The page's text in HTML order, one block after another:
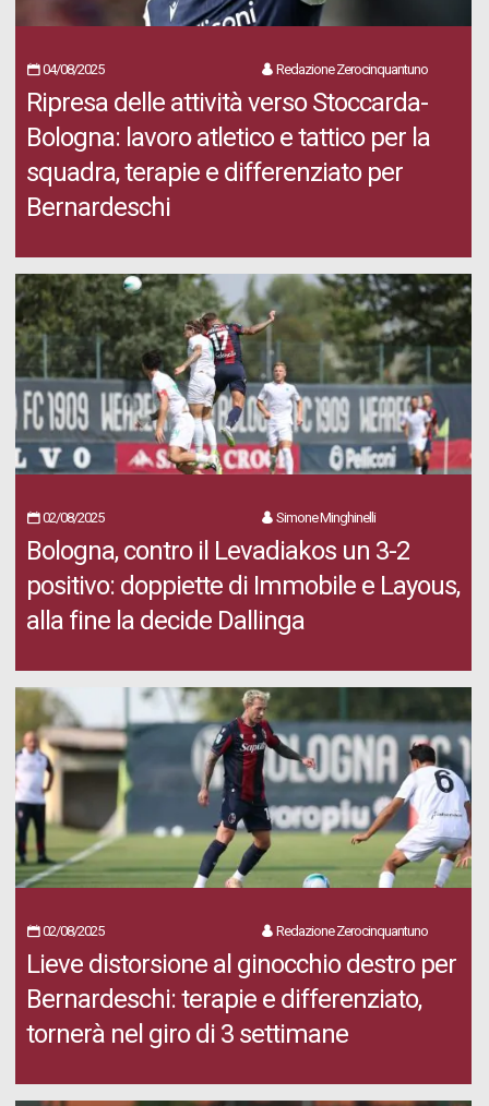
04/08/2025 Redazione Zerocinquantuno
Ripresa delle attività verso Stoccarda-
Bologna: lavoro atletico e tattico per la
squadra, terapie e differenziato per
Bernardeschi
02/08/2025 Simone Minghinelli
Bologna, contro il Levadiakos un 3-2
positivo: doppiette di Immobile e Layous,
alla fine la decide Dallinga
02/08/2025 Redazione Zerocinquantuno
Lieve distorsione al ginocchio destro per
Bernardeschi: terapie e differenziato,
tornerà nel giro di 3 settimane